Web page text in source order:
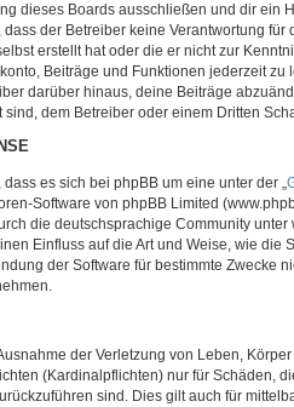
dieses Boards ausschließen und dir ein
dass der Betreiber keine Verantwortung für
erstellt hat oder die er nicht zur
Beiträge und Funktionen jederzeit zu
darüber hinaus, deine Beiträge
dem Betreiber oder einem Dritten
es sich bei phpBB um eine unter der „
Software von phpBB Limited
die deutschsprachige Community unter
Einfluss auf die Art und Weise, wie die
der Software für bestimmte Zwecke
der Verletzung von Leben,
(Kardinalpflichten) nur für Schäden,
sind. Dies gilt auch für